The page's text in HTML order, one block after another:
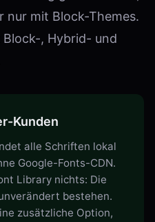
nur mit Block-Themes.
, Hybrid- und
Kunden
alle Schriften lokal
Google-Fonts-CDN.
Library nichts: Die
bestehen.
zusätzliche Option,